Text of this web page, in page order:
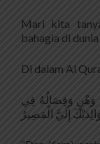
Mari kita
bahagia di
Di dalam Al
وَهْنٍ وَفِصَالُهُ فِي
إِلَيَّ الْمَصِيرُ